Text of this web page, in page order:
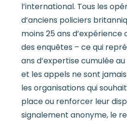
l’international. Tous les
d’anciens policiers
moins 25 ans d’expérience
des enquêtes – ce qui
ans d’expertise cumulée au
et les appels ne sont
les organisations qui
place ou renforcer leur
signalement anonyme, le